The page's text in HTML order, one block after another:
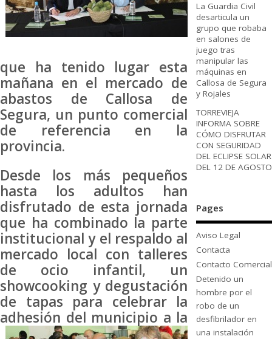
que ha tenido lugar esta
mañana en el mercado de
abastos de Callosa de
Segura, un punto comercial
de referencia en la
provincia.
Desde los más pequeños
hasta los adultos han
disfrutado de esta jornada
que ha combinado la parte
institucional y el respaldo al
mercado local con talleres
de ocio infantil, un
showcooking y degustación
de tapas para celebrar la
adhesión del municipio a la
La Guardia Civil
desarticula un
grupo que robaba
en salones de
juego tras
manipular las
máquinas en
Callosa de Segura
y Rojales
TORREVIEJA
INFORMA SOBRE
CÓMO DISFRUTAR
CON SEGURIDAD
DEL ECLIPSE SOLAR
DEL 12 DE AGOSTO
Pages
Aviso Legal
Contacta
Contacto Comercial
Detenido un
hombre por el
robo de un
desfibrilador en
una instalación